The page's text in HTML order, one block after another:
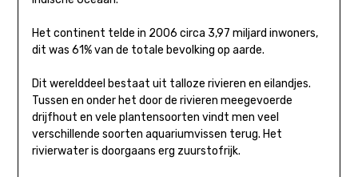
Het continent telde in 2006 circa 3,97 miljard inwoners,
dit was 61% van de totale bevolking op aarde.
Dit werelddeel bestaat uit talloze rivieren en eilandjes.
Tussen en onder het door de rivieren meegevoerde
drijfhout en vele plantensoorten vindt men veel
verschillende soorten aquariumvissen terug. Het
rivierwater is doorgaans erg zuurstofrijk.